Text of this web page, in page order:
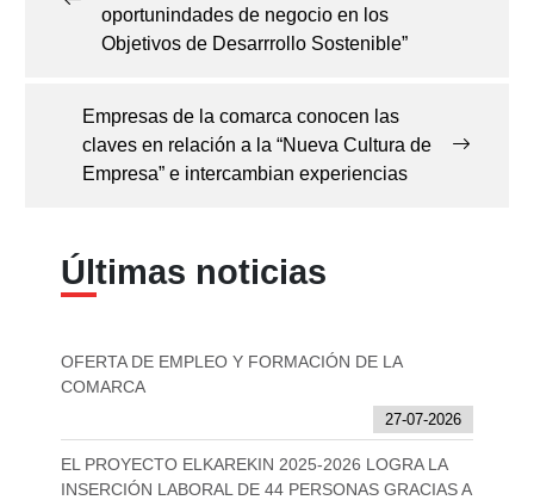
oportunindades de negocio en los
Objetivos de Desarrrollo Sostenible”
Empresas de la comarca conocen las
claves en relación a la “Nueva Cultura de
Empresa” e intercambian experiencias
Últimas noticias
OFERTA DE EMPLEO Y FORMACIÓN DE LA
COMARCA
27-07-2026
EL PROYECTO ELKAREKIN 2025-2026 LOGRA LA
INSERCIÓN LABORAL DE 44 PERSONAS GRACIAS A